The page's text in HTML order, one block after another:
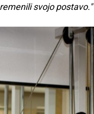
svojo postavo."